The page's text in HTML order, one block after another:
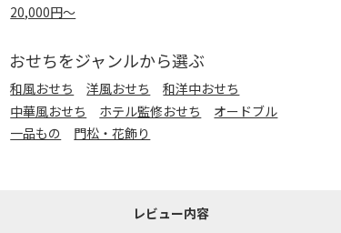
20,000円～
おせちをジャンルから選ぶ
和風おせち 洋風おせち
和洋中おせち
中華風おせち
ホテル監修おせち
オードブル
一品もの
門松・花飾り
レビュー内容